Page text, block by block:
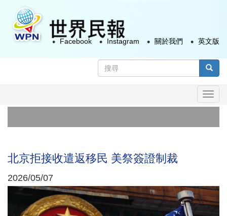
容
搜
尋
Facebook Instagram 關於我們 英文版
北京拒接收遣返移民 美祭簽證制裁
2026/05/07